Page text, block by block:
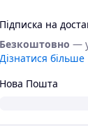
Підписка на
Безкоштовно —
Дізнатися більше
Нова Пошта